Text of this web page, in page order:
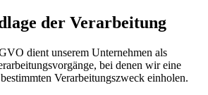
der Verarbeitung
dient unserem Unternehmen als
bei denen wir eine
Verarbeitungszweck einholen.